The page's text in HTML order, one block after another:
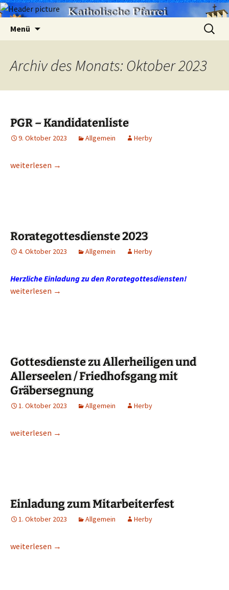
Menü
Suchen
nach:
Archiv des Monats: Oktober 2023
PGR – Kandidatenliste
9. Oktober 2023 Allgemein Herby
PGR – Kandidatenliste
weiterlesen →
Rorategottesdienste 2023
4. Oktober 2023 Allgemein Herby
Herzliche Einladung zu den Rorategottesdiensten!
Rorategottesdienste 2023
weiterlesen →
Gottesdienste zu Allerheiligen und
Allerseelen / Friedhofsgang mit
Gräbersegnung
1. Oktober 2023 Allgemein Herby
Gottesdienste zu Allerheiligen und Allerseelen /
weiterlesen →
Einladung zum Mitarbeiterfest
1. Oktober 2023 Allgemein Herby
Einladung zum Mitarbeiterfest
weiterlesen →